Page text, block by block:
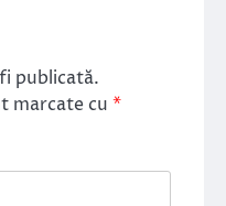
publicată.
marcate cu *